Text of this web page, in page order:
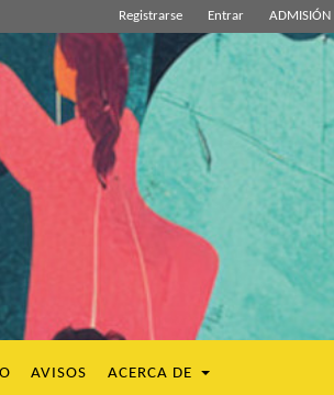
AVISOS ACERCA DE
Registrarse Entrar ADMISIÓN